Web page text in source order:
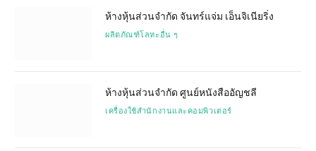
ห้างหุ้นส่วนจำกัด จันทร์แจ่ม เอ็นจิเนียริ่ง
ผลิตภัณฑ์โลหะอื่น ๆ
ห้างหุ้นส่วนจำกัด ศูนย์หนังสืออัญชลี
เครื่องใช้สำนักงานและคอมพิวเตอร์